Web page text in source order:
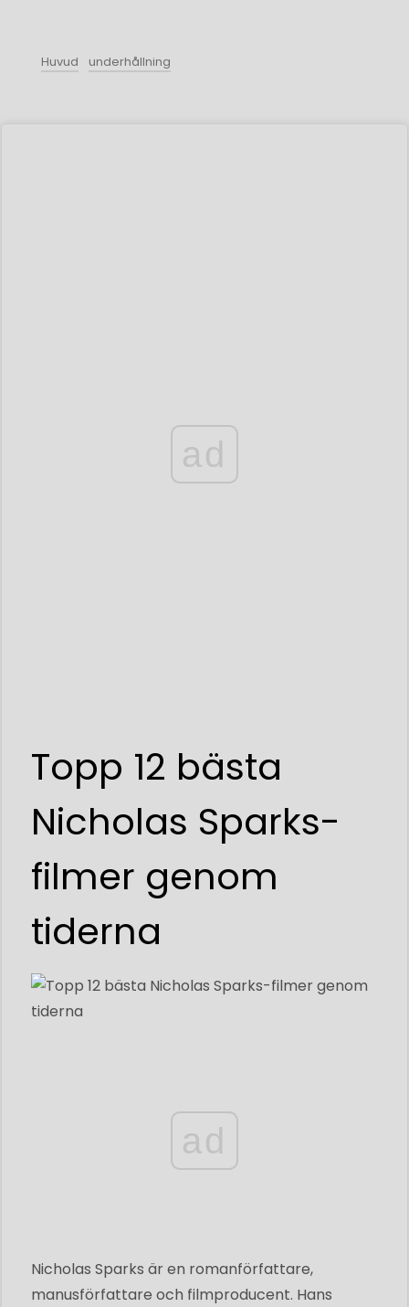
Huvud underhållning
ad
Topp 12 bästa
Nicholas Sparks-
filmer genom
tiderna
ad
Nicholas Sparks är en romanförfattare,
manusförfattare och filmproducent. Hans